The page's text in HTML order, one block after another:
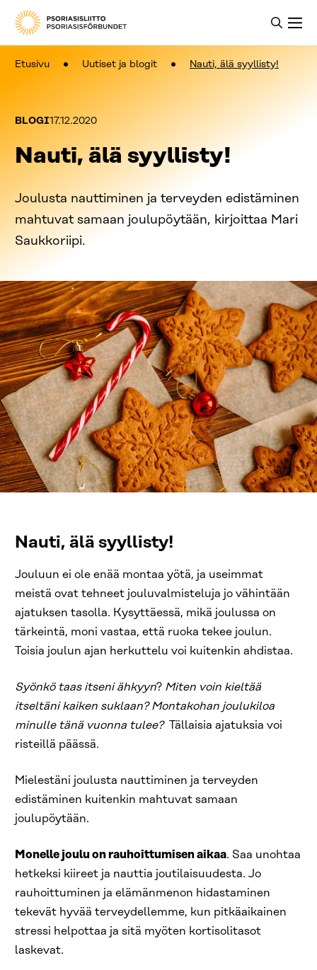
Etusivu Uutiset ja blogit Nauti, älä syyllisty!
Kategoriat:
BLOGIJulkaistu:
17.12.2020
Nauti, älä syyllisty!
Joulusta nauttiminen ja terveyden edistäminen
mahtuvat samaan joulupöytään, kirjoittaa Mari
Saukkoriipi.
Nauti, älä syyllisty!
Jouluun ei ole enää montaa yötä, ja useimmat
meistä ovat tehneet jouluvalmisteluja jo vähintään
ajatuksen tasolla. Kysyttäessä, mikä joulussa on
tärkeintä, moni vastaa, että ruoka tekee joulun.
Toisia joulun ajan herkuttelu voi kuitenkin ahdistaa.
Syönkö taas itseni ähkyyn? Miten voin kieltää
itseltäni kaiken suklaan? Montakohan joulukiloa
minulle tänä vuonna tulee?Tällaisia ajatuksia voi
risteillä päässä.
Mielestäni joulusta nauttiminen ja terveyden
edistäminen kuitenkin mahtuvat samaan
joulupöytään.
Monelle joulu on rauhoittumisen aikaa. Saa unohtaa
hetkeksi kiireet ja nauttia joutilaisuudesta. Jo
rauhoittuminen ja elämänmenon hidastaminen
tekevät hyvää terveydellemme, kun pitkäaikainen
stressi helpottaa ja sitä myöten kortisolitasot
laskevat.